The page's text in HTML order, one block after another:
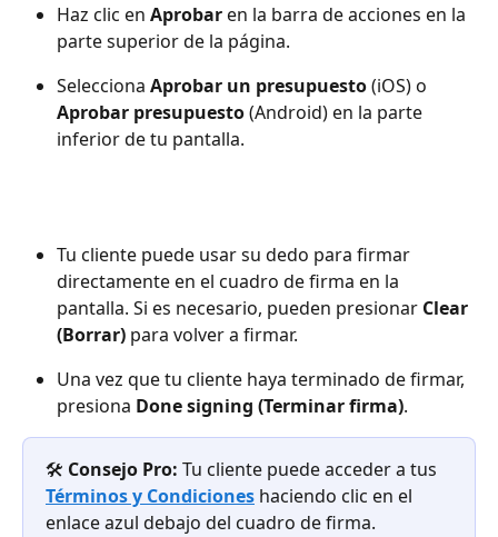
Haz clic en Aprobar en la barra de acciones en la
parte superior de la página.
Selecciona Aprobar un presupuesto (iOS) o
Aprobar presupuesto (Android) en la parte
inferior de tu pantalla.
Tu cliente puede usar su dedo para firmar
directamente en el cuadro de firma en la
pantalla. Si es necesario, pueden presionar Clear
(Borrar) para volver a firmar.
Una vez que tu cliente haya terminado de firmar,
presiona Done signing (Terminar firma).
🛠️ Consejo Pro: Tu cliente puede acceder a tus
Términos y Condiciones haciendo clic en el
enlace azul debajo del cuadro de firma.